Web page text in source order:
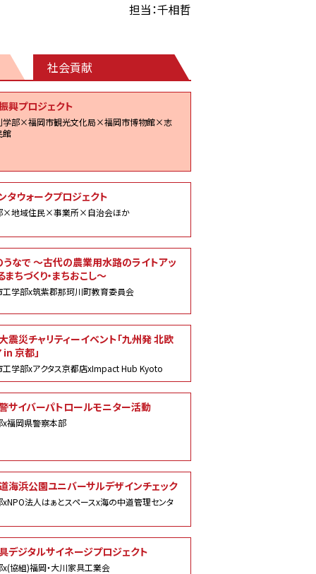
担当：千相哲
社会貢献
興プロジェクト
学部×福岡市観光文化局×福岡市博物館×志
館
タウォークプロジェクト
×地域住民×事業所×自治会ほか
うなで ～古代の農業用水路のライトアッ
まちづくり・まちおこし～
工学部x筑紫郡那珂川町教育委員会
震災チャリティーイベント「九州発 北欧
京都」
工学部xアクタス京都店xImpact Hub Kyoto
サイバーパトロールモニター活動
x福岡県警察本部
海浜公園ユニバーサルデザインチェック
法人はぁとスペースx海の中道管理センタ
デジタルサイネージプロジェクト
協組)福岡・大川家具工業会